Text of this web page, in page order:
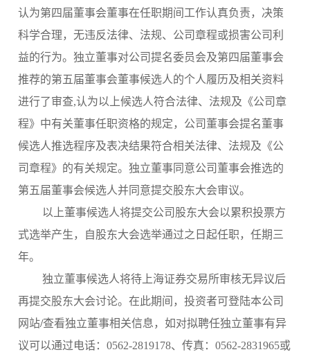
认为第四届董事会董事在任职期间工作认真负责，决策
科学合理，无违反法律、法规、公司章程或损害公司利
益的行为。独立董事对公司提名委员会及第四届董事会
推荐的第五届董事会董事候选人的个人履历及相关资料
进行了审查,认为以上候选人符合法律、法规及《公司章
程》中有关董事任职资格的规定，公司董事会提名董事
候选人推选程序及表决结果符合相关法律、法规及《公
司章程》的有关规定。独立董事同意公司董事会推选的
第五届董事会候选人并同意提交股东大会审议。
以上董事候选人将提交公司股东大会以累积投票方
式选举产生，自股东大会选举通过之日起任职，任期三
年。
独立董事候选人将待上海证券交易所审核无异议后
再提交股东大会讨论。在此期间，投资者可登陆本公司
网站/查看独立董事相关信息，如对拟聘任独立董事有异
议可以通过电话：0562-2819178、传真：0562-2831965或